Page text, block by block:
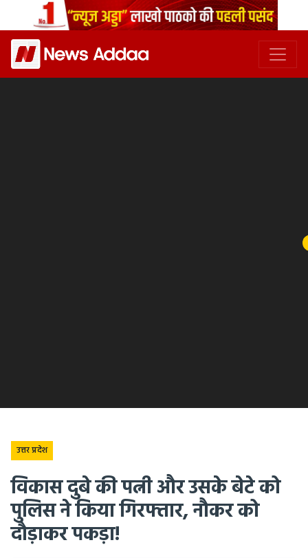
उत्तर प्रदेश
विकास दुबे की पत्नी और उसके बेटे को
पुलिस ने किया गिरफ्तार, नौकर को
दौड़ाकर पकड़ा!